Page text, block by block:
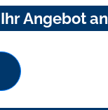
Angebot an